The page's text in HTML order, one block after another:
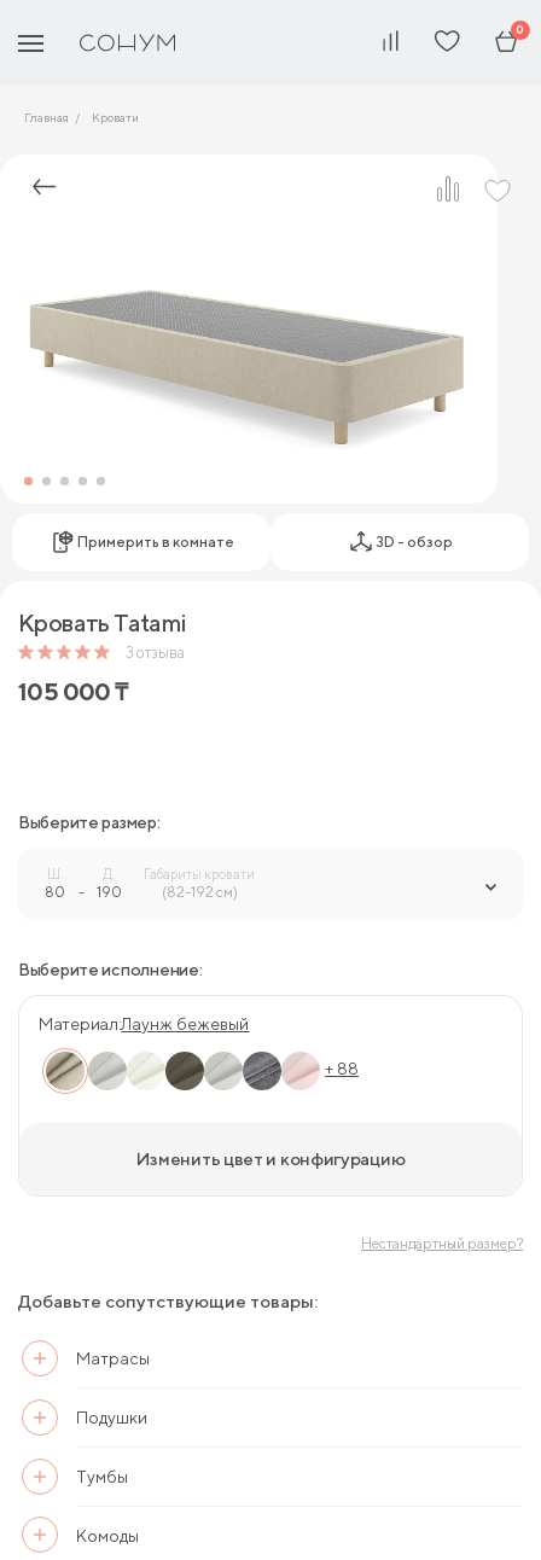
0
Главная Кровати
Примерить в комнате 3D - обзор
Кровать Tatami
3 отзыва
105 000₸
Выберите размер:
Ш.
80 -
Д.
190
Габариты кровати
(82-192 см)
Выберите исполнение:
Материал:Лаунж бежевый
+ 88
Изменить цвет и конфигурацию
Нестандартный размер?
Добавьте сопутствующие товары:
Матрасы
Подушки
Тумбы
Комоды